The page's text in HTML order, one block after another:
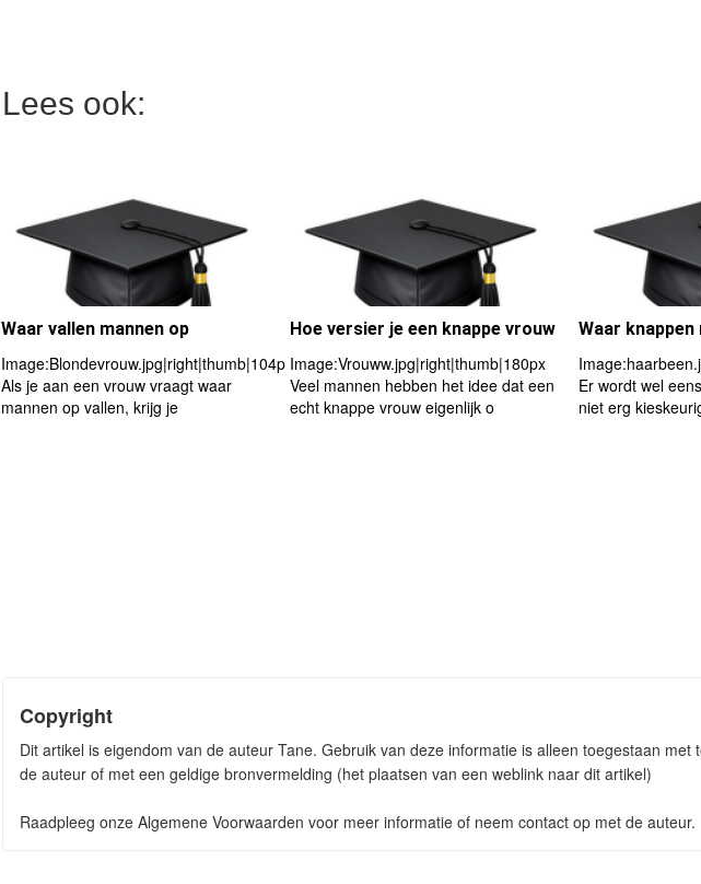
Lees ook:
Waar vallen mannen op
Image:Blondevrouw.jpg|right|thumb|104px
Als je aan een vrouw vraagt waar
mannen op vallen, krijg je
Hoe versier je een knappe vrouw
Image:Vrouww.jpg|right|thumb|180px
Veel mannen hebben het idee dat een
echt knappe vrouw eigenlijk o
Waar
Er wordt wel
niet erg
Copyright
Dit artikel is eigendom van de auteur Tane. Gebruik van deze informatie is alleen toegestaan met
de auteur of met een geldige bronvermelding (het plaatsen van een weblink naar dit artikel)
Raadpleeg onze Algemene Voorwaarden voor meer informatie of neem contact op met de auteur.